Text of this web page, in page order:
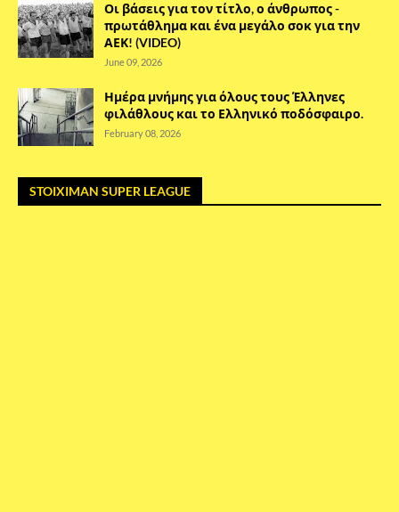
Οι βάσεις για τον τίτλο, ο άνθρωπος -
πρωτάθλημα και ένα μεγάλο σοκ για την
ΑΕΚ! (VIDEO)
June 09, 2026
Ημέρα μνήμης για όλους τους Έλληνες
φιλάθλους και το Ελληνικό ποδόσφαιρο.
February 08, 2026
STOIXIMAN SUPER LEAGUE